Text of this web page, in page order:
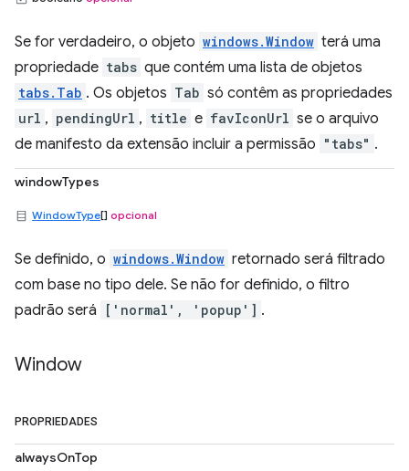
Se for verdadeiro, o objeto windows.Window terá uma
propriedade tabs que contém uma lista de objetos
tabs.Tab . Os objetos Tab só contêm as propriedades
url , pendingUrl , title e favIconUrl se o arquivo
de manifesto da extensão incluir a permissão "tabs" .
windowTypes
WindowType[] opcional
Se definido, o windows.Window retornado será filtrado
com base no tipo dele. Se não for definido, o filtro
padrão será
['normal', 'popup'] .
Window
PROPRIEDADES
alwaysOnTop